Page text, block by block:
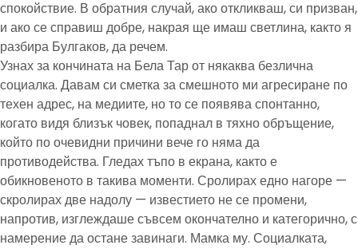
спокойствие. В обратния случай, ако откликваш, си призван,
и ако се справиш добре, накрая ще имаш светлина, както я
разбира Булгаков, да речем.
Узнах за кончината на Бела Тар от някаква безлична
социалка. Давам си сметка за смешното ми агресиране по
техен адрес, на медиите, но то се появява спонтанно,
когато видя близък човек, попаднал в тяхно обръщение,
който по очевидни причини вече го няма да
противодейства. Гледах тъпо в екрана, както е
обикновеното в такива моменти. Сролирах едно нагоре —
скролирах две надолу — известието не се промени,
напротив, изглеждаше съвсем окончателно и категорично, с
намерение да остане завинаги. Мамка му. Социалката,